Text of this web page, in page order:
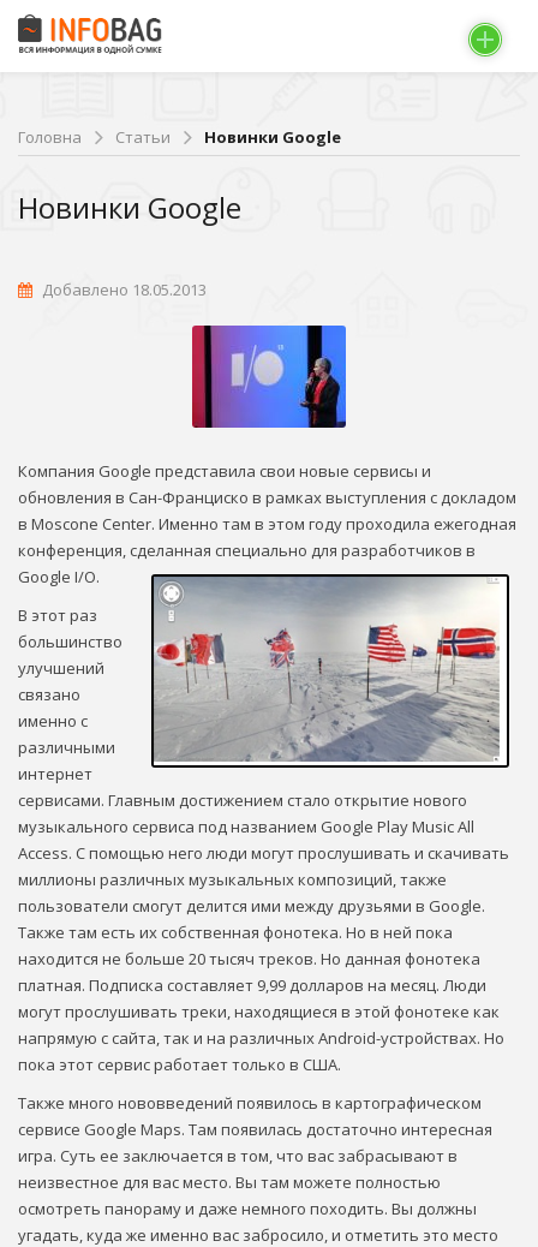
Головна Статьи Новинки Google
Новинки Google
Добавлено 18.05.2013
Компания Google представила свои новые сервисы и
обновления в Сан-Франциско в рамках выступления с докладом
в Moscone Center. Именно там в этом году проходила ежегодная
конференция, сделанная специально для разработчиков в
Google I/O.
В этот раз
большинство
улучшений
связано
именно с
различными
интернет
сервисами. Главным достижением стало открытие нового
музыкального сервиса под названием Google Play Music All
Access. С помощью него люди могут прослушивать и скачивать
миллионы различных музыкальных композиций, также
пользователи смогут делится ими между друзьями в Google.
Также там есть их собственная фонотека. Но в ней пока
находится не больше 20 тысяч треков. Но данная фонотека
платная. Подписка составляет 9,99 долларов на месяц. Люди
могут прослушивать треки, находящиеся в этой фонотеке как
напрямую с сайта, так и на различных Android-устройствах. Но
пока этот сервис работает только в США.
Также много нововведений появилось в картографическом
сервисе Google Maps. Там появилась достаточно интересная
игра. Суть ее заключается в том, что вас забрасывают в
неизвестное для вас место. Вы там можете полностью
осмотреть панораму и даже немного походить. Вы должны
угадать, куда же именно вас забросило, и отметить это место